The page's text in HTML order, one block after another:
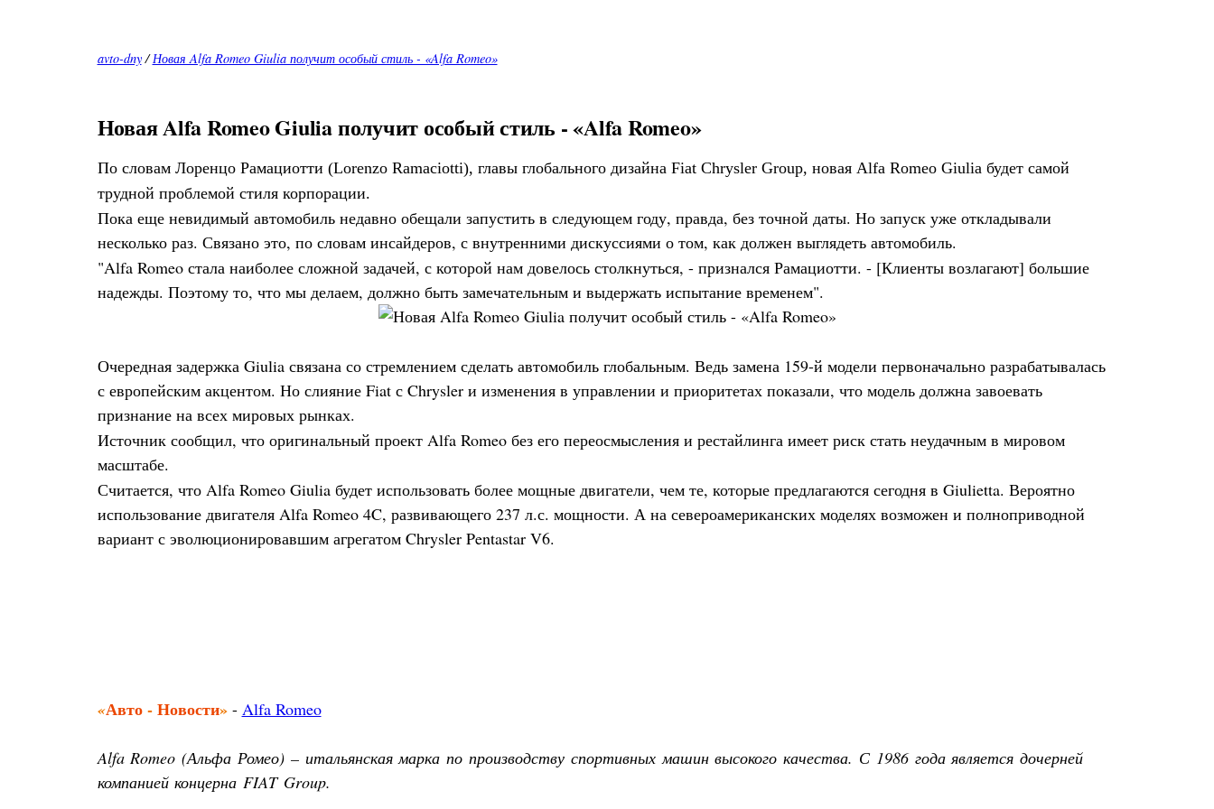
avto-dny/Новая Alfa Romeo Giulia получит особый стиль - «Alfa Romeo»
Новая Alfa Romeo Giulia получит особый стиль - «Alfa Romeo»
По словам Лоренцо Рамациотти (Lorenzo Ramaciotti), главы глобального дизайна Fiat Chrysler Group, новая Alfa Romeo Giulia будет самой
трудной проблемой стиля корпорации.
Пока еще невидимый автомобиль недавно обещали запустить в следующем году, правда, без точной даты. Но запуск уже откладывали
несколько раз. Связано это, по словам инсайдеров, с внутренними дискуссиями о том, как должен выглядеть автомобиль.
"Alfa Romeo стала наиболее сложной задачей, с которой нам довелось столкнуться, - признался Рамациотти. - [Клиенты возлагают] большие
надежды. Поэтому то, что мы делаем, должно быть замечательным и выдержать испытание временем".
Очередная задержка Giulia связана со стремлением сделать автомобиль глобальным. Ведь замена 159-й модели первоначально разрабатывалась
с европейским акцентом. Но слияние Fiat с Chrysler и изменения в управлении и приоритетах показали, что модель должна завоевать
признание на всех мировых рынках.
Источник сообщил, что оригинальный проект Alfa Romeo без его переосмысления и рестайлинга имеет риск стать неудачным в мировом
масштабе.
Считается, что Alfa Romeo Giulia будет использовать более мощные двигатели, чем те, которые предлагаются сегодня в Giulietta. Вероятно
использование двигателя Alfa Romeo 4C, развивающего 237 л.с. мощности. А на североамериканских моделях возможен и полноприводной
вариант с эволюционировавшим агрегатом Chrysler Pentastar V6.
«Авто-Новости»- Alfa Romeo
Alfa Romeo (Альфа Ромео) – итальянская марка по производству спортивных машин высокого качества. С 1986 года является дочерней
компанией концерна FIAT Group.